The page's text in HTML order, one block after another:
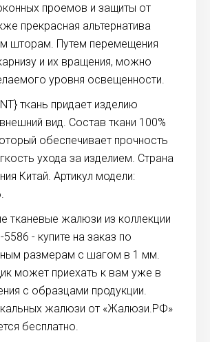
проемов и защиты от
прекрасная альтернатива
шторам. Путем перемещения
и их вращения, можно
уровня освещенности.
ткань придает изделию
вид. Состав ткани 100%
обеспечивает прочность
ухода за изделием. Страна
Китай. Артикул модели:
тканевые жалюзи из коллекции
- купите на заказ по
размерам с шагом в 1 мм.
может приехать к вам уже в
с образцами продукции.
жалюзи от «Жалюзи.РФ»
бесплатно.